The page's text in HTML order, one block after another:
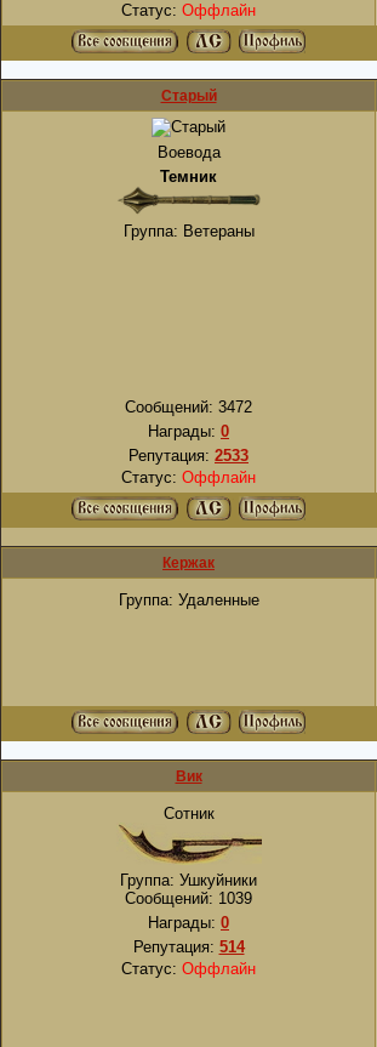
Статус: Оффлайн
Старый
Воевода
Темник
Группа: Ветераны
Сообщений: 3472
Награды: 0
Репутация: 2533
Статус: Оффлайн
Кержак
Группа: Удаленные
Вик
Сотник
Группа: Ушкуйники
Сообщений: 1039
Награды: 0
Репутация: 514
Статус: Оффлайн